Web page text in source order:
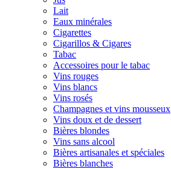
Lait
Eaux minérales
Cigarettes
Cigarillos & Cigares
Tabac
Accessoires pour le tabac
Vins rouges
Vins blancs
Vins rosés
Champagnes et vins mousseux
Vins doux et de dessert
Bières blondes
Vins sans alcool
Bières artisanales et spéciales
Bières blanches